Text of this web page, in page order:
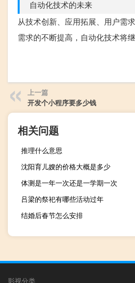
自动化技术的未来
从技术创新、应用拓展、用户需
需求的不断提高，自动化技术将
上一篇
开发个小程序要多少钱
相关问题
推理什么意思
沈阳育儿嫂的价格大概是多少
体测是一年一次还是一学期一次
吕梁的祭祀有哪些活动过年
结婚后春节怎么安排
影视分类